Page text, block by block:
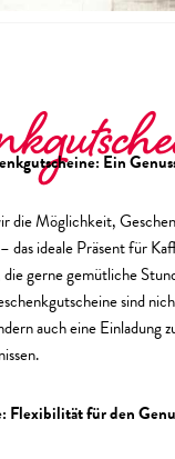
Ein
die Möglichkeit,
das ideale Präsent für
gerne gemütliche
sind
auch eine Einladung
Flexibilität für den